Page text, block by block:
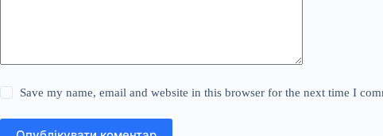
Save my name, email and website in this browser for the next time I